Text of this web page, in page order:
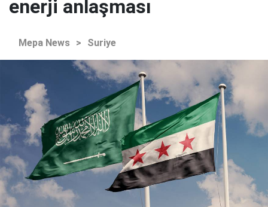
enerji anlaşması
Mepa News > Suriye